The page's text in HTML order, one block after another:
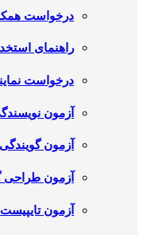
درخواست
راهنمای
درخواست
آزمون
آزمون
آزمون طراحی
آزمون